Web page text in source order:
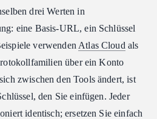
drei Werten in
eine Basis-URL, ein Schlüssel
verwenden Atlas Cloud als
über ein Konto
zwischen den Tools ändert, ist
den Sie einfügen. Jeder
identisch; ersetzen Sie einfach